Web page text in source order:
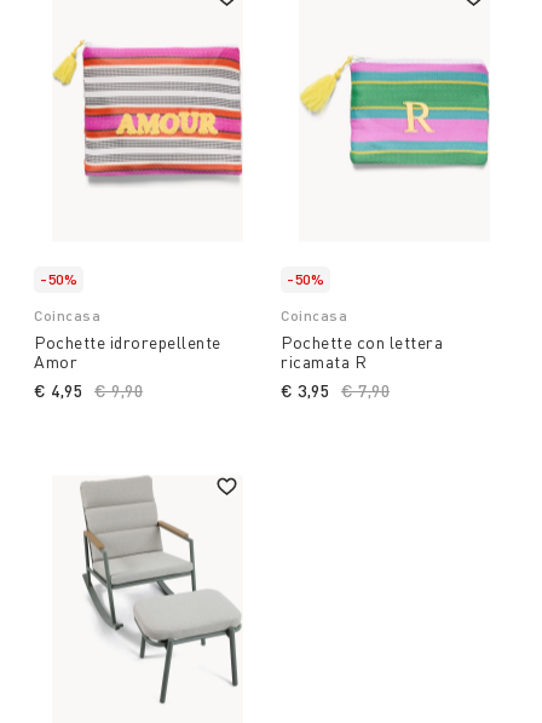
-50%
Coincasa
Pochette idrorepellente
Amor
Price reduced from
€ 9,90
€ 4,95
-50%
Coincasa
Pochette con lettera
ricamata R
Price reduced from
€ 7,90
€ 3,95